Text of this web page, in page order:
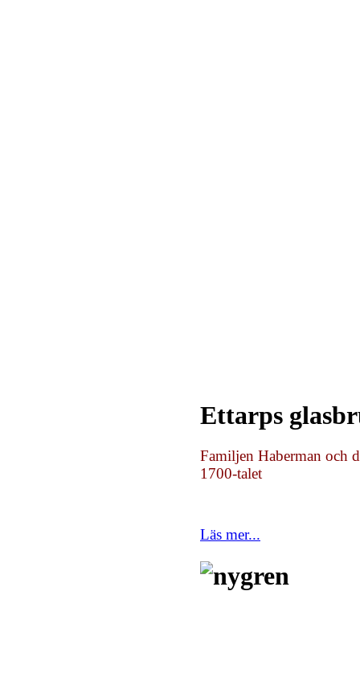
Ettarps
Familjen Haberman och
1700-talet
Läs mer...